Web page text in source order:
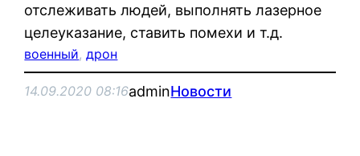
отслеживать людей, выполнять лазерное
целеуказание, ставить помехи и т.д.
военный, дрон
14.09.2020 08:16adminНовости